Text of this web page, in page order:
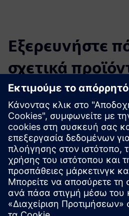
Εξερευνήστε
σχετικά
Πρόσθετες
Φυλλάδιο ACM Suite [EL]
JANUS Engineering x Siemens |
Xcelerator
Προαπαιτούμενα
Πρόσβαση δεδομένων